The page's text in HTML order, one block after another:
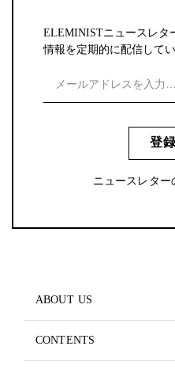
ELEMINISTニュースレタ
情報を定期的に配信してい
登
ニュースレター
ABOUT US
CONTENTS